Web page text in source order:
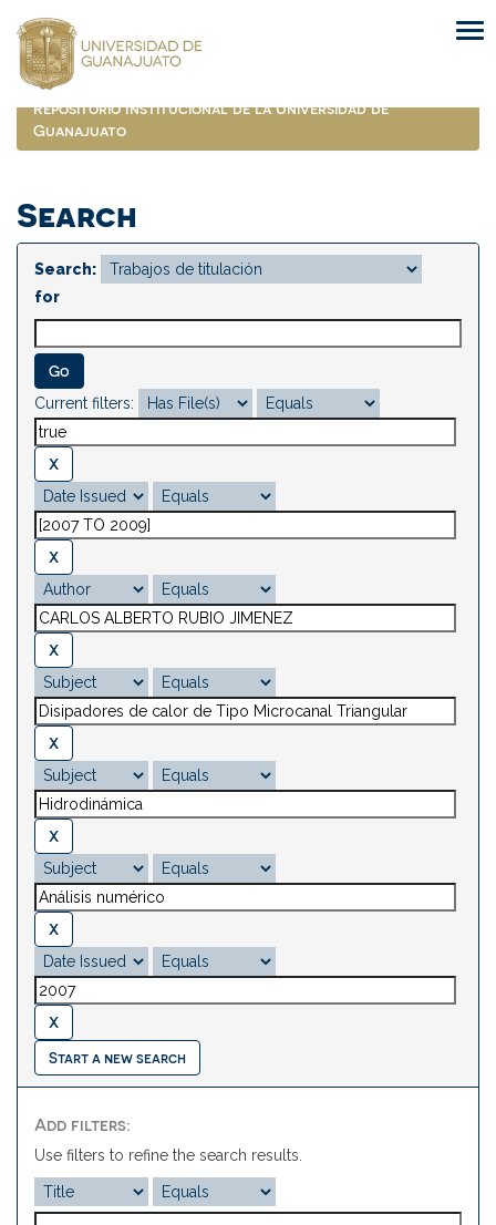
navigation
Repositorio Institucional de la Universidad de
Guanajuato
Search
Search:
for
Current filters:
Start a new search
Add filters:
Use filters to refine the search results.